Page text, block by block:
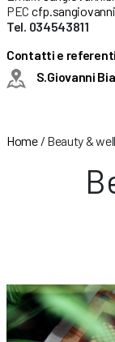
PEC
Tel. 034543811
Contatti e
S.Giovanni
Home/ Beauty &